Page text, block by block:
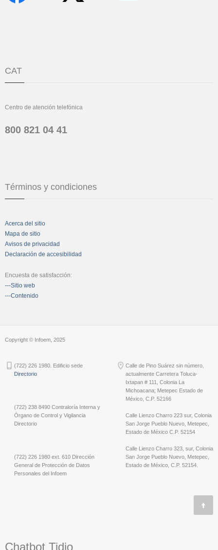
CAT
Centro de atención telefónica
800 821 04 41
Términos y condiciones
Acerca del sitio
Mapa de sitio
Avisos de privacidad
Declaración de accesibilidad
Encuesta de satisfacción:
---Sitio web
---Contenido
Copyright © Infoem, 2025
(722) 226 1980. Edificio sede
Directorio
(722) 238 8490 Contraloría Interna y
Órgano de Control y Vigilancia
Directorio
(722) 226 1980 ext. 610 Dirección
General de Protección de Datos
Personales del Infoem
Calle de Pino Suárez sin número,
actualmente Carretera Toluca-
Ixtapan # 111, Colonia La
Michoacana; Metepec Estado de
México, C.P. 52166
Calle Lienzo Charro 223 sur, Colonia
San Jorge Pueblo Nuevo, Metepec,
Estado de México C.P. 52154
Calle Lienzo Charro 323, sur, Colonia
San Jorge Pueblo Nuevo, Metepec,
Estado de México, C.P. 52154.
Chatbot Tidio